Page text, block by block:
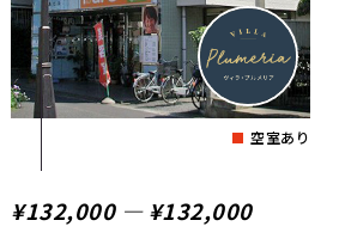
空室あり
¥132,000 ― ¥132,000